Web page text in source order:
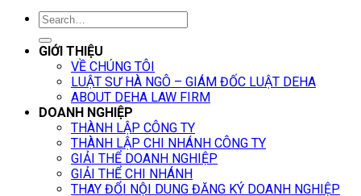
GIỚI THIỆU
VỀ CHÚNG TÔI
LUẬT SƯ HÀ NGÔ – GIÁM ĐỐC LUẬT DEHA
ABOUT DEHA LAW FIRM
DOANH NGHIỆP
THÀNH LẬP CÔNG TY
THÀNH LẬP CHI NHÁNH CÔNG TY
GIẢI THỂ DOANH NGHIỆP
GIẢI THỂ CHI NHÁNH
THAY ĐỔI NỘI DUNG ĐĂNG KÝ DOANH NGHIỆP